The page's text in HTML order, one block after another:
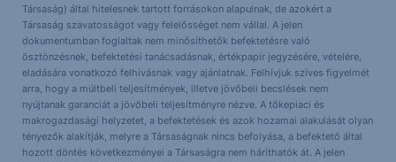
Társaság) által hitelesnek tartott forrásokon alapulnak, de azokért a
Társaság szavatosságot vagy felelősséget nem vállal. A jelen
dokumentumban foglaltak nem minősíthetők befektetésre való
ösztönzésnek, befektetési tanácsadásnak, értékpapír jegyzésére, vételére,
eladására vonatkozó felhívásnak vagy ajánlatnak. Felhívjuk szíves figyelmét
arra, hogy a múltbeli teljesítmények, illetve jövőbeli becslések nem
nyújtanak garanciát a jövőbeli teljesítményre nézve. A tőkepiaci és
makrogazdasági helyzetet, a befektetések és azok hozamai alakulását olyan
tényezők alakítják, melyre a Társaságnak nincs befolyása, a befektető által
hozott döntés következményei a Társaságra nem háríthatók át. A jelen